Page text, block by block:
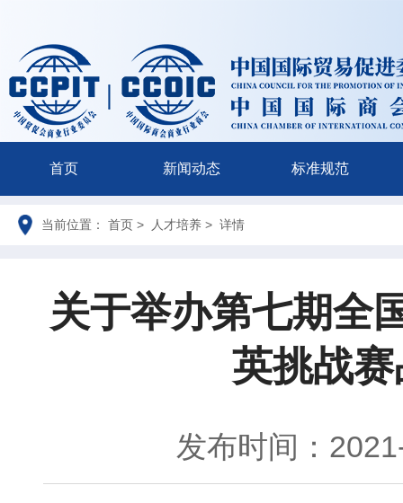
首页 新闻动态 标准规范
当前位置： 首页 > 人才培养 > 详情
关于举办第七期全
英挑战
发布时间：